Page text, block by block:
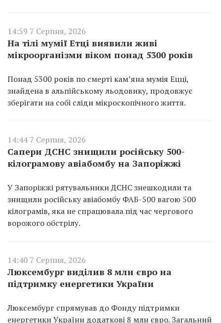
14:59 7 Серпня, 2026
На тілі мумії Етці виявили живі
мікроорганізми віком понад 5300 років
Понад 5300 років по смерті кам’яна мумія Ецці,
знайдена в альпійському льодовику, продовжує
зберігати на собі сліди мікроскопічного життя.
14:44 7 Серпня, 2026
Сапери ДСНС знищили російську 500-
кілограмову авіабомбу на Запоріжжі
У Запоріжжі рятувальники ДСНС знешкодили та
знищили російську авіабомбу ФАБ-500 вагою 500
кілограмів, яка не спрацювала під час чергового
ворожого обстрілу.
14:40 7 Серпня, 2026
Люксембург виділив 8 млн євро на
підтримку енергетики України
Люксембург спрямував до Фонду підтримки
енергетики України додаткові 8 млн євро. Загальний